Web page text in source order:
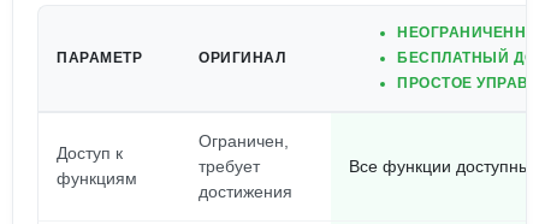
ПАРАМЕТР ОРИГИНАЛ
БЕСПЛАТНЫЙ
ПРОСТОЕ
Доступ к
функциям
Ограничен,
требует
достижения
Все функции доступны